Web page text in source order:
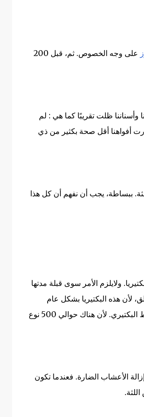
على وجه الخصوص.
ثم، قبل 200
وأسناننا ظلت تقريبًا كما هي : لم
أفواهنا أقل صحة بكثير من ذي
ببساطة، يجب أن نفهم أن كل هذا
ولايلزم الأمر سوى قبلة مدتها
لأن هذه البكتيريا بشكل عام
لأن هناك حوالي 500 نوع
الأعشاب الضارة. فعندما تكون
.